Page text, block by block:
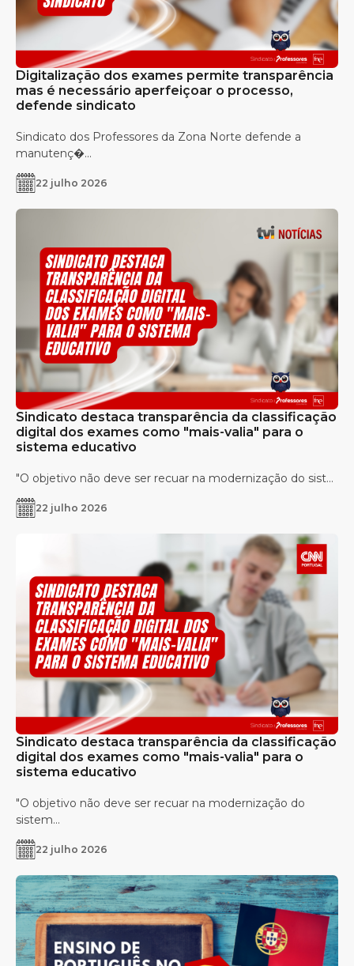
Digitalização dos exames permite transparência
mas é necessário aperfeiçoar o processo,
defende sindicato
Sindicato dos Professores da Zona Norte defende a
manutenç�...
22 julho 2026
Sindicato destaca transparência da classificação
digital dos exames como "mais-valia" para o
sistema educativo
"O objetivo não deve ser recuar na modernização do sist...
22 julho 2026
Sindicato destaca transparência da classificação
digital dos exames como "mais-valia" para o
sistema educativo
"O objetivo não deve ser recuar na modernização do
sistem...
22 julho 2026